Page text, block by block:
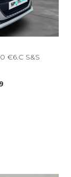
€6.C S&S